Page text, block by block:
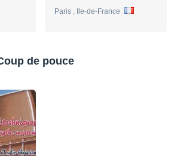
Paris , Ile-de-France
de pouce